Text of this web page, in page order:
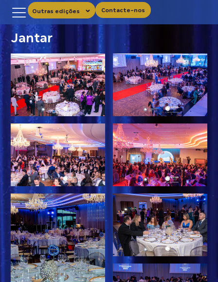
Outras edições Contacte-nos
Jantar